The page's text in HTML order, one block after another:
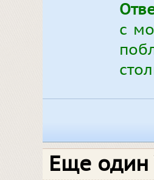
с
Еще один